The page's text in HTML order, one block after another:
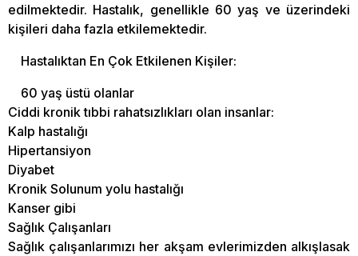
edilmektedir. Hastalık, genellikle 60 yaş ve üzerindeki
kişileri daha fazla etkilemektedir.
Hastalıktan En Çok Etkilenen Kişiler:
60 yaş üstü olanlar
Ciddi kronik tıbbi rahatsızlıkları olan insanlar:
Kalp hastalığı
Hipertansiyon
Diyabet
Kronik Solunum yolu hastalığı
Kanser gibi
Sağlık Çalışanları
Sağlık çalışanlarımızı her akşam evlerimizden alkışlasak